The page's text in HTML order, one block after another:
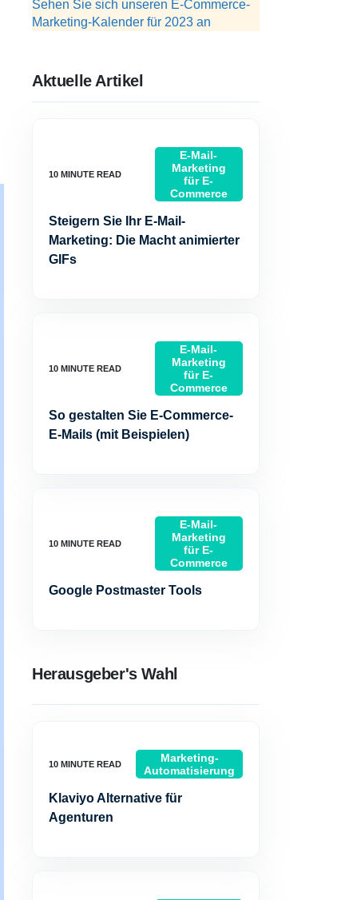
Sehen Sie sich unseren E-Commerce-
Marketing-Kalender für 2023 an
Aktuelle Artikel
E-Mail-
Marketing
für E-
Commerce
Steigern Sie Ihr E-Mail-
Marketing: Die Macht animierter
GIFs
E-Mail-
Marketing
für E-
Commerce
So gestalten Sie E-Commerce-
E-Mails (mit Beispielen)
E-Mail-
Marketing
für E-
Commerce
Google Postmaster Tools
Herausgeber's Wahl
Marketing-
Automatisierung
Klaviyo Alternative für
Agenturen